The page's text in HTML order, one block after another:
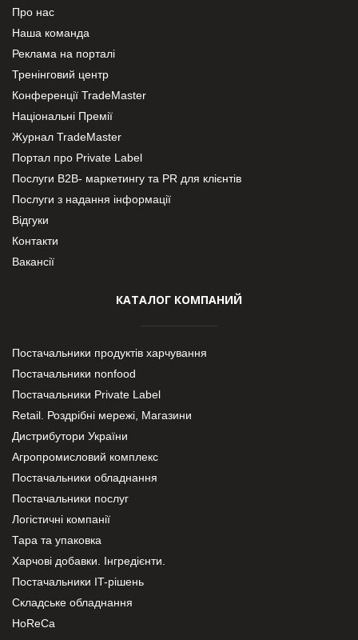
Про нас
Наша команда
Реклама на порталі
Тренінговий центр
Конференції TradeMaster
Національні Премії
Журнал TradeMaster
Портал про Private Label
Послуги В2В- маркетингу та PR для клієнтів
Послуги з надання інформації
Відгуки
Контакти
Вакансії
КАТАЛОГ КОМПАНИЙ
Постачальники продуктів харчування
Постачальники nonfood
Постачальники Private Label
Retail. Роздрібні мережі, Магазини
Дистрибутори України
Агропромисловий комплекс
Постачальники обладнання
Постачальники послуг
Логістичні компанії
Тара та упаковка
Харчові добавки. Інгредієнти.
Постачальники IT-рішень
Складське обладнання
HoReCa